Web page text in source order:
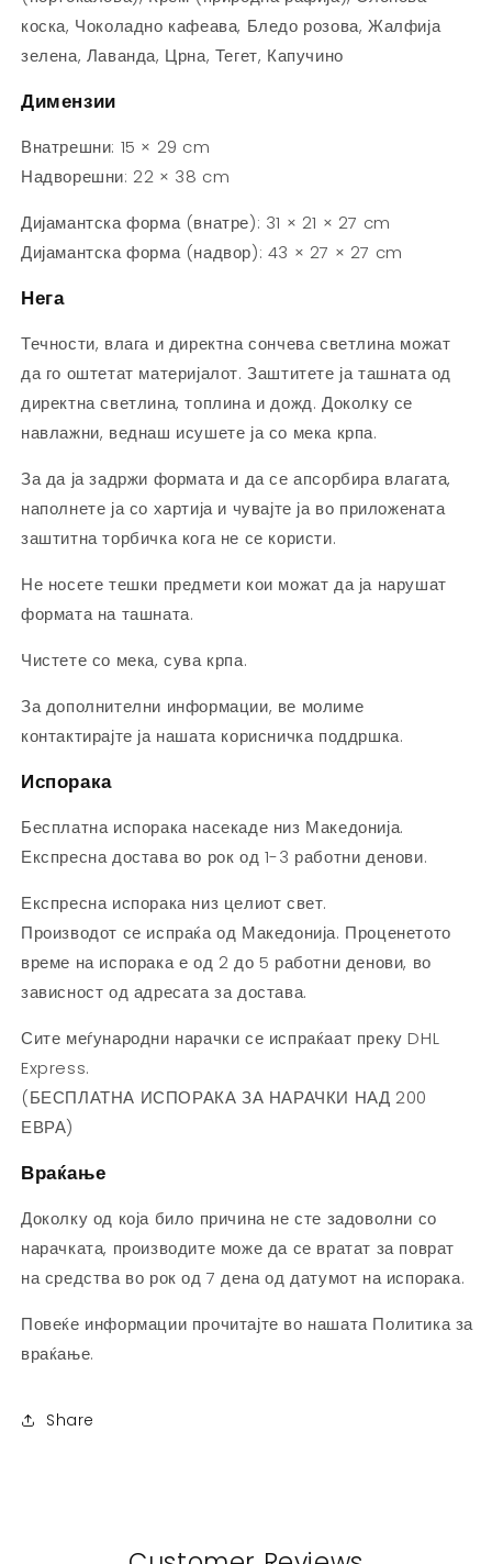
коска, Чоколадно кафеава, Бледо розова, Жалфија
зелена, Лаванда, Црна, Тегет, Капучино
Димензии
Внатрешни: 15 × 29 cm
Надворешни: 22 × 38 cm
Дијамантска форма (внатре): 31 × 21 × 27 cm
Дијамантска форма (надвор): 43 × 27 × 27 cm
Нега
Течности, влага и директна сончева светлина можат
да го оштетат материјалот. Заштитете ја ташната од
директна светлина, топлина и дожд. Доколку се
навлажни, веднаш исушете ја со мека крпа.
За да ја задржи формата и да се апсорбира влагата,
наполнете ја со хартија и чувајте ја во приложената
заштитна торбичка кога не се користи.
Не носете тешки предмети кои можат да ја нарушат
формата на ташната.
Чистете со мека, сува крпа.
За дополнителни информации, ве молиме
контактирајте ја нашата корисничка поддршка.
Испорака
Бесплатна испорака насекаде низ Македонија.
Експресна достава во рок од 1-3 работни денови.
Експресна испорака низ целиот свет.
Производот се испраќа од Македонија. Проценетото
време на испорака е од 2 до 5 работни денови, во
зависност од адресата за достава.
Сите меѓународни нарачки се испраќаат преку DHL
Express.
(БЕСПЛАТНА ИСПОРАКА ЗА НАРАЧКИ НАД 200
ЕВРА)
Враќање
Доколку од која било причина не сте задоволни со
нарачката, производите може да се вратат за поврат
на средства во рок од 7 дена од датумот на испорака.
Повеќе информации прочитајте во нашата Политика за
враќање.
Share